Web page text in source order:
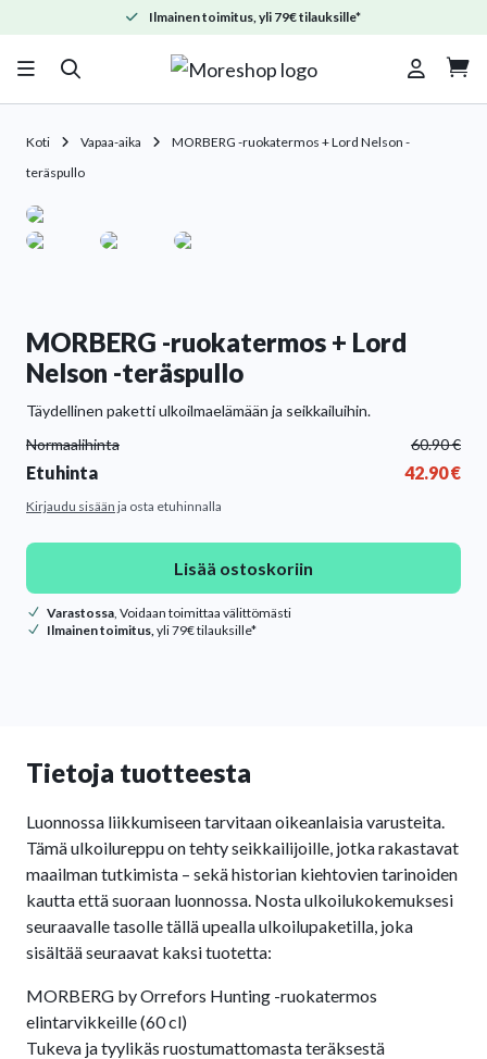
Ilmainen toimitus, yli 79€ tilauksille*

Koti Vapaa-aika
MORBERG -ruokatermos + Lord Nelson -
teräspullo
MORBERG -ruokatermos + Lord
Nelson -teräspullo
Täydellinen paketti ulkoilmaelämään ja seikkailuihin.
Normaalihinta
60.90€
Etuhinta 42.90€
Kirjaudu sisään ja osta etuhinnalla
Lisää ostoskoriin
Varastossa, Voidaan toimittaa välittömästi
Ilmainen toimitus,yli 79€ tilauksille*
Tietoja tuotteesta
Luonnossa liikkumiseen tarvitaan oikeanlaisia varusteita.
Tämä ulkoilureppu on tehty seikkailijoille, jotka rakastavat
maailman tutkimista – sekä historian kiehtovien tarinoiden
kautta että suoraan luonnossa. Nosta ulkoilukokemuksesi
seuraavalle tasolle tällä upealla ulkoilupaketilla, joka
sisältää seuraavat kaksi tuotetta:
MORBERG by Orrefors Hunting -ruokatermos
elintarvikkeille (60 cl)
Tukeva ja tyylikäs ruostumattomasta teräksestä